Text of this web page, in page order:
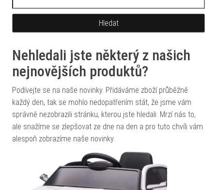
Nehledali jste některý z našich
nejnovějších produktů?
Podívejte se na naše novinky. Přidáváme zboží průběžně
každý den, tak se mohlo nedopatřením stát, že jsme vám
správně nezobrazili stránku, kterou jste hledali. Mrzí nás to,
ale snažíme se zlepšovat ze dne na den a pro tuto chvíli vám
alespoň zobrazíme naše novinky.